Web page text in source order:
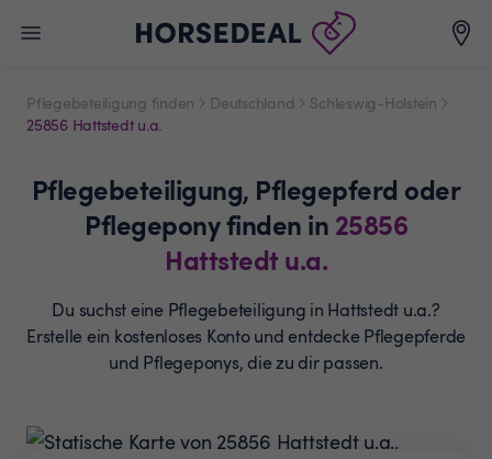
Pflegebeteiligung finden Deutschland
Schleswig-Holstein
25856 Hattstedt u.a.
Pflegebeteiligung, Pflegepferd oder
Pflegeponyfinden in 25856
Hattstedt u.a.
Du suchst eine Pflegebeteiligung in Hattstedt u.a.?
Erstelle ein kostenloses Konto und entdecke Pflegepferde
und Pflegeponys, die zu dir passen.